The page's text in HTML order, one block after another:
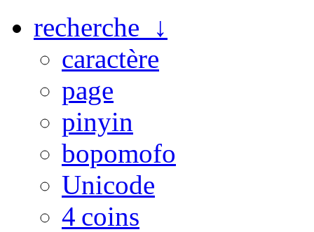
recherche ↓
caractère
page
pinyin
bopomofo
Unicode
4 coins